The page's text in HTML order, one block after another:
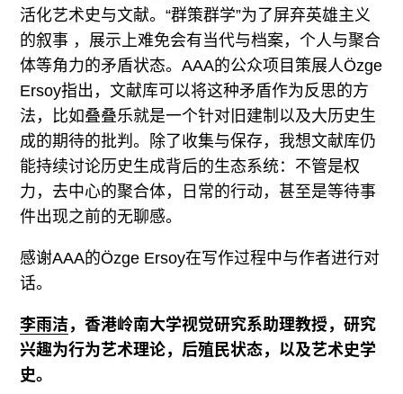
活化艺术史与文献。“群策群学”为了屏弃英雄主义
的叙事 ，展示上难免会有当代与档案，个人与聚合
体等角力的矛盾状态。AAA的公众项目策展人Özge
Ersoy指出，文献库可以将这种矛盾作为反思的方
法，比如叠叠乐就是一个针对旧建制以及大历史生
成的期待的批判。除了收集与保存，我想文献库仍
能持续讨论历史生成背后的生态系统：不管是权
力，去中心的聚合体，日常的行动，甚至是等待事
件出现之前的无聊感。
感谢AAA的Özge Ersoy在写作过程中与作者进行对
话。
李雨洁，香港岭南大学视觉研究系助理教授，研究
兴趣为行为艺术理论，后殖民状态，以及艺术史学
史。